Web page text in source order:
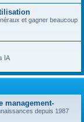
et gagner beaucoup
IA
management-
depuis 1987